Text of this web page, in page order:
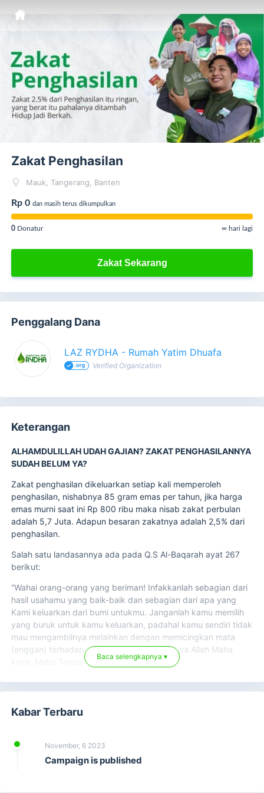
Zakat Penghasilan
Mauk, Tangerang, Banten
Rp 0 dan masih terus dikumpulkan
0 Donatur ∞ hari lagi
Zakat Sekarang
Penggalang Dana
LAZ RYDHA - Rumah Yatim Dhuafa
Verified Organization
Keterangan
ALHAMDULILLAH UDAH GAJIAN? ZAKAT PENGHASILANNYA
SUDAH BELUM YA?
Zakat penghasilan dikeluarkan setiap kali memperoleh
penghasilan, nishabnya 85 gram emas per tahun, jika harga
emas murni saat ini Rp 800 ribu maka nisab zakat perbulan
adalah 5,7 Juta. Adapun besaran zakatnya adalah 2,5% dari
penghasilan.
Salah satu landasannya ada pada Q.S Al-Baqarah ayat 267
berikut:
“Wahai orang-orang yang beriman! Infakkanlah sebagian dari
hasil usahamu yang baik-baik dan sebagian dari apa yang
Kami keluarkan dari bumi untukmu. Janganlah kamu memilih
yang buruk untuk kamu keluarkan, padahal kamu sendiri tidak
mau mengambilnya melainkan dengan memicingkan mata
(enggan) terhadapnya. Dan ketahuilah bahwa Allah Maha
kaya, Maha Terpuji”
CARA PERHITUNGAN ZAKAT PENGHASILAN
ditunaikan setiap bulan maka dibagi 12) , dengan besaran
zakatnya, ada dua cara:
Pertama, zakat dihitung dari penghasilan keseluruhan, tanpa
Baca selengkapnya ▾
Kabar Terbaru
November, 6 2023
Campaign is published